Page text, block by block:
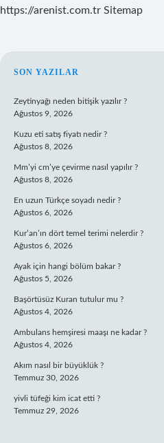
https://arenist.com.tr Sitemap
SIDEBAR
SON YAZILAR
Zeytinyağı neden bitişik yazılır ?
Ağustos 9, 2026
Kuzu eti satış fiyatı nedir ?
Ağustos 8, 2026
Mm’yi cm’ye çevirme nasıl yapılır ?
Ağustos 8, 2026
En uzun Türkçe soyadı nedir ?
Ağustos 6, 2026
Kur’an’ın dört temel terimi nelerdir ?
Ağustos 6, 2026
Ayak için hangi bölüm bakar ?
Ağustos 5, 2026
Başörtüsüz Kuran tutulur mu ?
Ağustos 4, 2026
Ambulans hemşiresi maaşı ne kadar ?
Ağustos 4, 2026
Akım nasıl bir büyüklük ?
Temmuz 30, 2026
yivli tüfeği kim icat etti ?
Temmuz 29, 2026